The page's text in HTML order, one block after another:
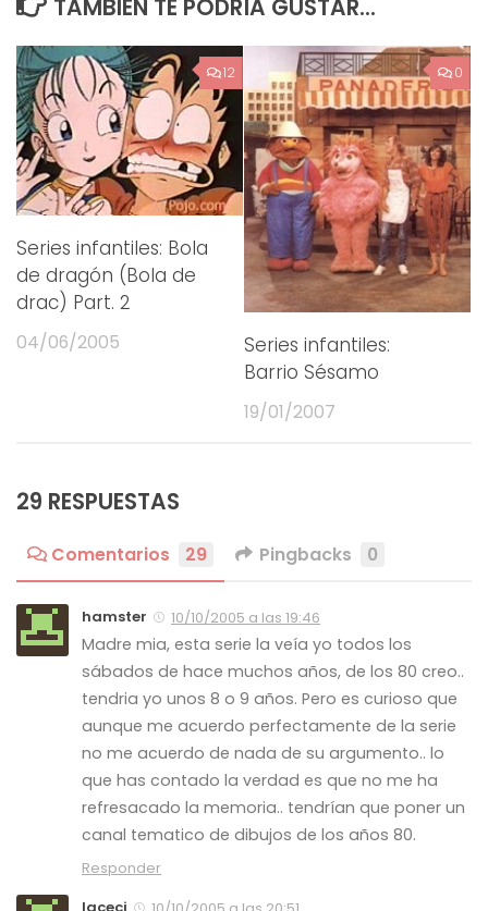
TAMBIÉN TE PODRÍA GUSTAR...
12
Series infantiles: Bola
de dragón (Bola de
drac) Part. 2
04/06/2005
0
Series infantiles:
Barrio Sésamo
19/01/2007
29 RESPUESTAS
Comentarios 29 Pingbacks 0
hamster 10/10/2005 a las 19:46
Madre mia, esta serie la veía yo todos los
sábados de hace muchos años, de los 80 creo..
tendria yo unos 8 o 9 años. Pero es curioso que
aunque me acuerdo perfectamente de la serie
no me acuerdo de nada de su argumento.. lo
que has contado la verdad es que no me ha
refresacado la memoria.. tendrían que poner un
canal tematico de dibujos de los años 80.
Responder